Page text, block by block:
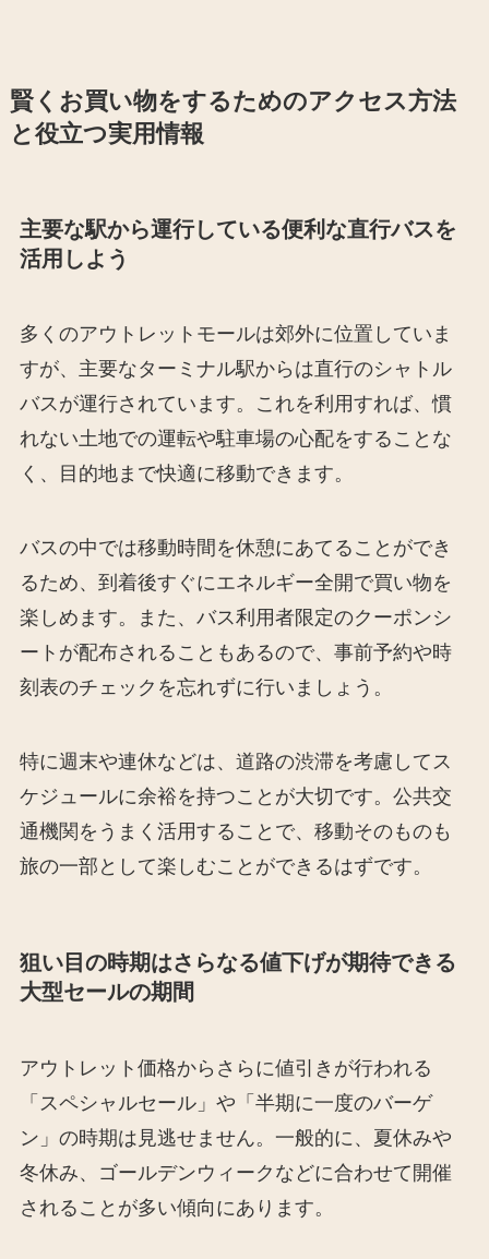
賢くお買い物をするためのアクセス方法
と役立つ実用情報
主要な駅から運行している便利な直行バスを
活用しよう
多くのアウトレットモールは郊外に位置していま
すが、主要なターミナル駅からは直行のシャトル
バスが運行されています。これを利用すれば、慣
れない土地での運転や駐車場の心配をすることな
く、目的地まで快適に移動できます。
バスの中では移動時間を休憩にあてることができ
るため、到着後すぐにエネルギー全開で買い物を
楽しめます。また、バス利用者限定のクーポンシ
ートが配布されることもあるので、事前予約や時
刻表のチェックを忘れずに行いましょう。
特に週末や連休などは、道路の渋滞を考慮してス
ケジュールに余裕を持つことが大切です。公共交
通機関をうまく活用することで、移動そのものも
旅の一部として楽しむことができるはずです。
狙い目の時期はさらなる値下げが期待できる
大型セールの期間
アウトレット価格からさらに値引きが行われる
「スペシャルセール」や「半期に一度のバーゲ
ン」の時期は見逃せません。一般的に、夏休みや
冬休み、ゴールデンウィークなどに合わせて開催
されることが多い傾向にあります。